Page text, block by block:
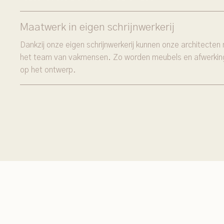
Maatwerk in eigen schrijnwerkerij
Dankzij onze eigen schrijnwerkerij kunnen onze
het team van vakmensen. Zo worden meubels en
op het ontwerp.